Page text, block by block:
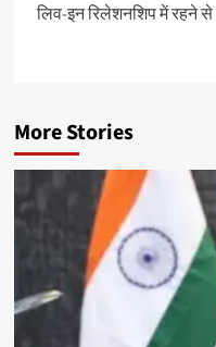
लिव-इन रिलेशनशिप में रहने
More Stories